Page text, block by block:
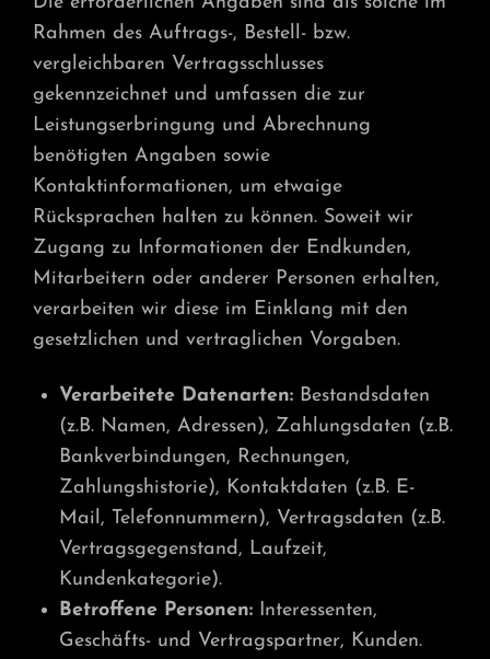
Rahmen des Auftrags-, Bestell- bzw.
vergleichbaren Vertragsschlusses
gekennzeichnet und umfassen die zur
Leistungserbringung und Abrechnung
benötigten Angaben sowie
Kontaktinformationen, um etwaige
Rücksprachen halten zu können. Soweit wir
Zugang zu Informationen der Endkunden,
Mitarbeitern oder anderer Personen erhalten,
verarbeiten wir diese im Einklang mit den
gesetzlichen und vertraglichen Vorgaben.
Verarbeitete Datenarten:Bestandsdaten
(z.B. Namen, Adressen), Zahlungsdaten (z.B.
Bankverbindungen, Rechnungen,
Zahlungshistorie), Kontaktdaten (z.B. E-
Mail, Telefonnummern), Vertragsdaten (z.B.
Vertragsgegenstand, Laufzeit,
Kundenkategorie).
Betroffene Personen:Interessenten,
Geschäfts- und Vertragspartner, Kunden.